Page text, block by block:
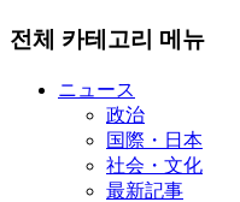
전체 카테고리 메뉴
ニュース
政治
国際・日本
社会・文化
最新記事